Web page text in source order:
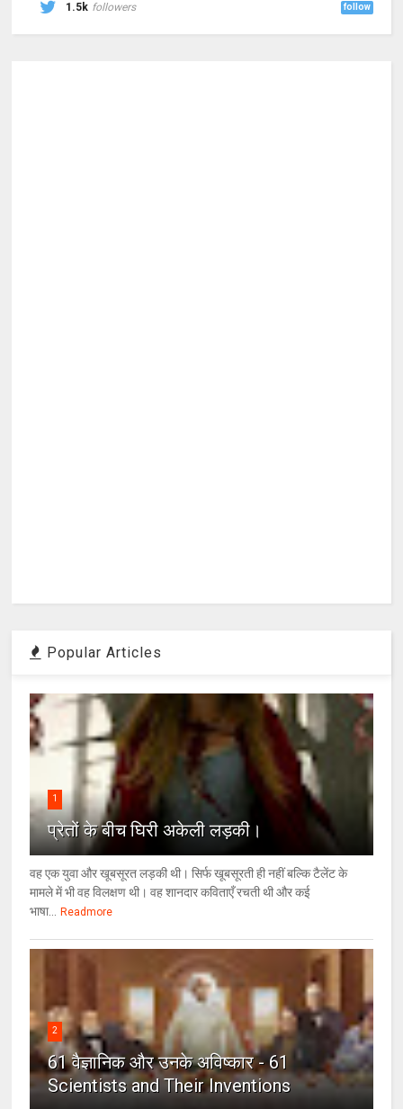
1.5k followers follow
Popular Articles
1
प्रेतों के बीच घिरी अकेली लड़की।
वह एक युवा और खूबसूरत लड़की थी। सिर्फ खूबसूरती ही नहीं बल्कि टैलेंट के
मामले में भी वह विलक्षण थी। वह शानदार कविताएँ रचती थी और कई
भाषा...
Readmore
2
61 वैज्ञानिक और उनके अविष्कार - 61
Scientists and Their Inventions